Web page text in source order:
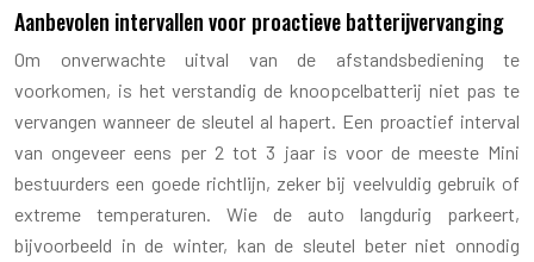
Aanbevolen intervallen voor proactieve batterijvervanging
Om onverwachte uitval van de afstandsbediening te
voorkomen, is het verstandig de knoopcelbatterij niet pas te
vervangen wanneer de sleutel al hapert. Een proactief interval
van ongeveer eens per 2 tot 3 jaar is voor de meeste Mini
bestuurders een goede richtlijn, zeker bij veelvuldig gebruik of
extreme temperaturen. Wie de auto langdurig parkeert,
bijvoorbeeld in de winter, kan de sleutel beter niet onnodig